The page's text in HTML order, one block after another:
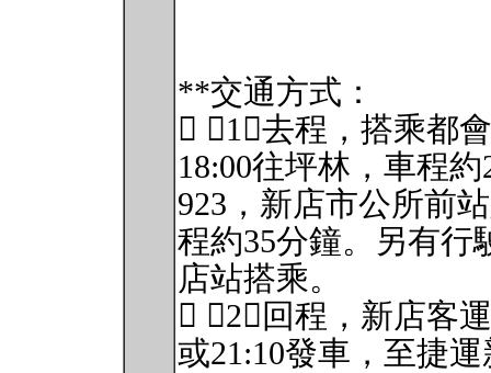
**交通方式：
 （1）去程，搭乘都
18:00往坪林，車程
923，新店市公所前
程約35分鐘。另有行
店站搭乘。
 （2）回程，新店客
或21:10發車，至捷